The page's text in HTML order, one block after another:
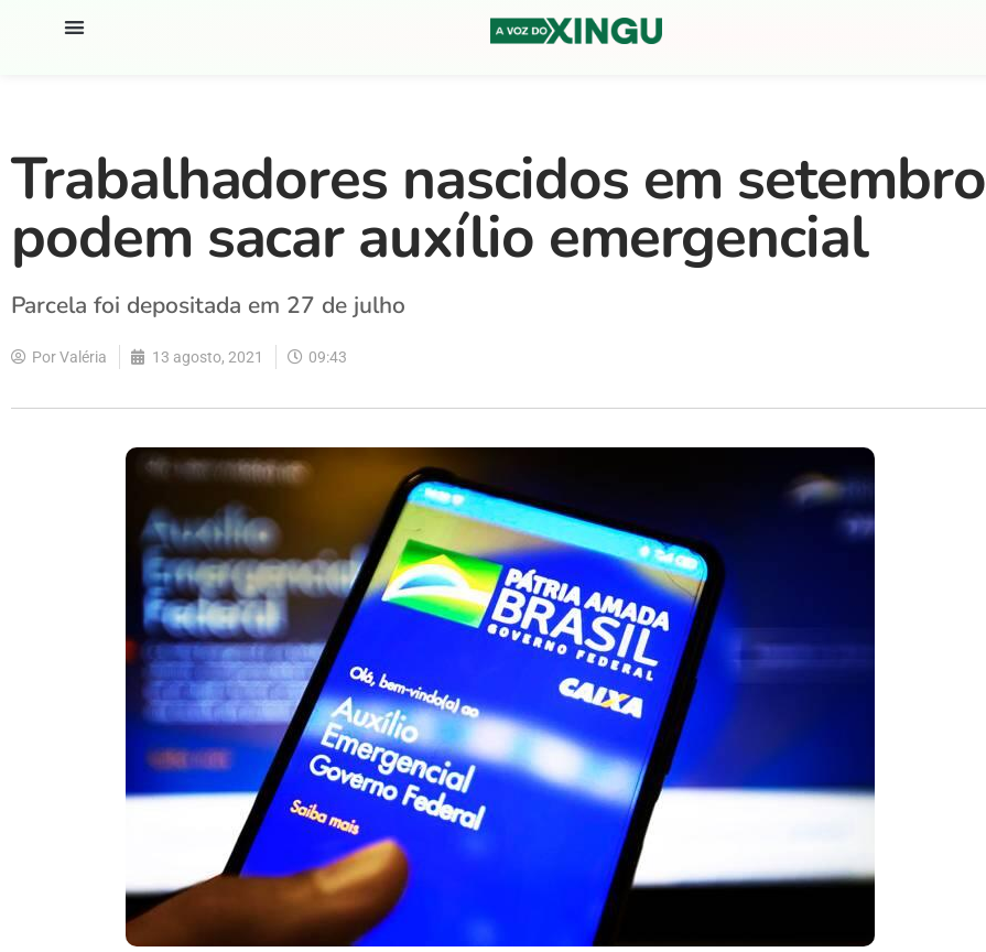
Trabalhadores nascidos em setembro
podem sacar auxílio emergencial
Parcela foi depositada em 27 de julho
PorValéria 13 agosto, 2021 09:43